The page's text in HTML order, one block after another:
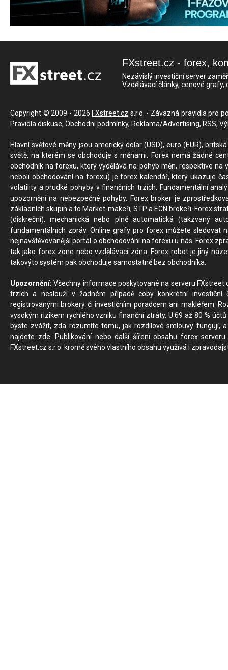
FXstreet.cz - forex,
Nezávislý investiční server
Vzdělávací články, cenové
Copyright © 2009 - 2026 FXstreet.cz s.r.o. - Závazná pravidla pro
Pravidla diskuse, Obchodní podmínky, Reklama/Advertising, RSS,
Hlavní světové měny jsou americký dolar (USD), euro (EUR),
světě, na kterém se obchoduje s měnami. Forex nemá žádné
obchodník na forexu, který vydělává na pohyb měn, respektive
neboli obchodování na forexu) je forex kalendář, který ukazuje
volatility a prudké pohyby v finančních trzích. Fundamentální
upozornění na nebezpečné pohyby. Forex broker je
základních skupin a to Market-makeři, STP a ECN brokeři. Forex
(diskreční), mechanická nebo plně automatická (takzvaný
fundamentálních zpráv. Online grafy pro forex můžete sledovat
nejnavštěvovanější portál o obchodování na forexu u nás. Forex
tak jako forex zone nebo vzdělávací zóna. Forex robot je jiný
takovýto systém pak obchoduje samostatně bez obchodníka.
Upozornění: Všechny informace poskytované na serveru
trzích a neslouží v žádném případě coby konkrétní investiční
registrovanými brokery či investičním poradcem ani makléřem.
vysokým rizikem rychlého vzniku finanční ztráty. U 69 až 80 %
byste zvážit, zda rozumíte tomu, jak rozdílové smlouvy fungují,
najdete zde. Publikování nebo další šíření obsahu forex
FXstreet.cz s.r.o. kromě svého vlastního obsahu využívá i